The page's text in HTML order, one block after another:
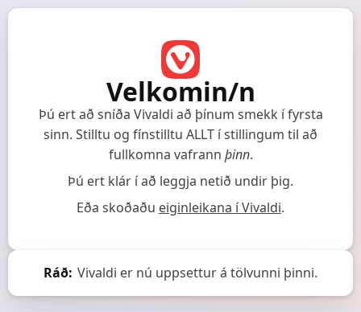
Velkomin/n
Þú ert að sníða Vivaldi að þínum smekk í fyrsta
sinn. Stilltu og fínstilltu ALLT í stillingum til að
fullkomna vafrann þinn.
Þú ert klár í að leggja netið undir þig.
Eða skoðaðu eiginleikana í Vivaldi.
Ráð: Vivaldi er nú uppsettur á tölvunni þinni.